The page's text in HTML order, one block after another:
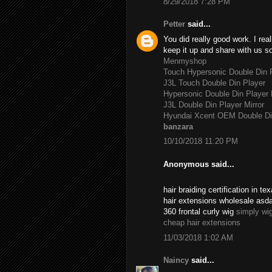
Petter said...
You did really good work. I
keep it up and share with us
Menmyshop
Touch Hypersonic Double Din
J3L Touch Double Din Player
Hypersonic Double Din Player
J3L Double Din Player Mirror
Hyundai Xcent OEM Double
banzara
10/10/2018 11:20 PM
Anonymous said...
hair braiding certification in
hair extensions wholesale
360 frontal curly wig simply
cheap hair extensions
11/03/2018 1:02 AM
Naincy said...